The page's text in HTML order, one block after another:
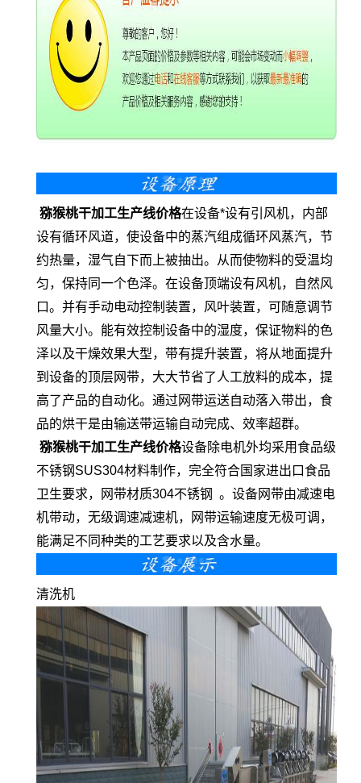
猕猴桃干加工生产线价格在设备*设有引风机，内部
设有循环风道，使设备中的蒸汽组成循环风蒸汽，节
约热量，湿气自下而上被抽出。从而使物料的受温均
匀，保持同一个色泽。在设备顶端设有风机，自然风
口。并有手动电动控制装置，风叶装置，可随意调节
风量大小。能有效控制设备中的湿度，保证物料的色
泽以及干燥效果大型，带有提升装置，将从地面提升
到设备的顶层网带，大大节省了人工放料的成本，提
高了产品的自动化。通过网带运送自动落入带出，食
品的烘干是由输送带运输自动完成、效率超群。
猕猴桃干加工生产线价格设备除电机外均采用食品级
不锈钢SUS304材料制作，完全符合国家进出口食品
卫生要求，网带材质304不锈钢 。设备网带由减速电
机带动，无级调速减速机，网带运输速度无极可调，
能满足不同种类的工艺要求以及含水量。
清洗机